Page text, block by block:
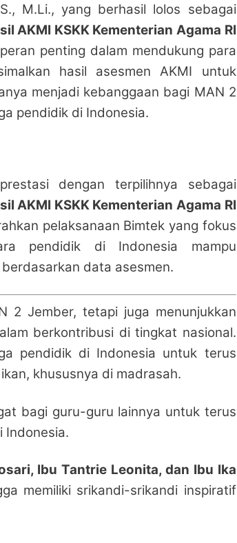
M.Li., yang berhasil lolos sebagai
AKMI KSKK Kementerian Agama RI
penting dalam mendukung para
hasil asesmen AKMI untuk
menjadi kebanggaan bagi MAN 2
pendidik di Indonesia.
dengan terpilihnya sebagai
AKMI KSKK Kementerian Agama RI
pelaksanaan Bimtek yang fokus
pendidik di Indonesia mampu
data asesmen.
2 Jember, tetapi juga menunjukkan
berkontribusi di tingkat nasional.
pendidik di Indonesia untuk terus
khususnya di madrasah.
bagi guru-guru lainnya untuk terus
Indonesia.
Ibu Tantrie Leonita, dan Ibu Ika
memiliki srikandi-srikandi inspiratif